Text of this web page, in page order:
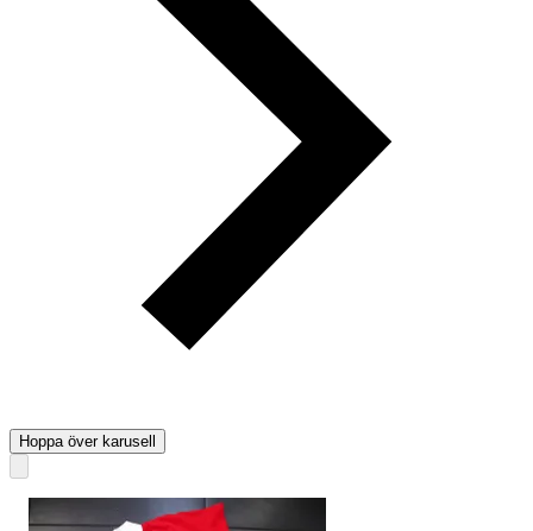
Hoppa över karusell